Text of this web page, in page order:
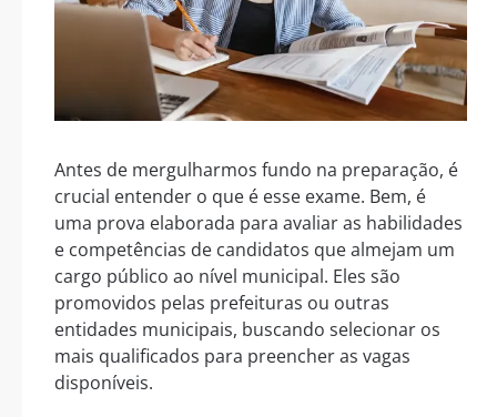
Antes de mergulharmos fundo na preparação, é
crucial entender o que é esse exame. Bem, é
uma prova elaborada para avaliar as habilidades
e competências de candidatos que almejam um
cargo público ao nível municipal. Eles são
promovidos pelas prefeituras ou outras
entidades municipais, buscando selecionar os
mais qualificados para preencher as vagas
disponíveis.